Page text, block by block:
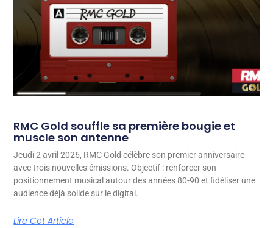
RMC Gold souffle sa première bougie et
muscle son antenne
Jeudi 2 avril 2026, RMC Gold célèbre son premier anniversaire
avec trois nouvelles émissions. Objectif : renforcer son
positionnement musical autour des années 80-90 et fidéliser une
audience déjà solide sur le digital.
Lire Cet Article